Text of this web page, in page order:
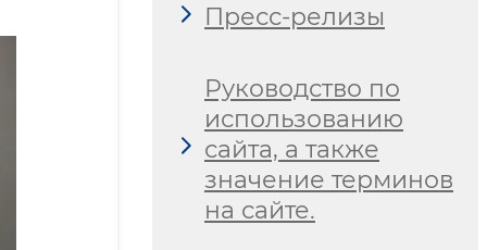
Пресс-релизы
Руководство по
использованию
сайта, а также
значение терминов
на сайте.